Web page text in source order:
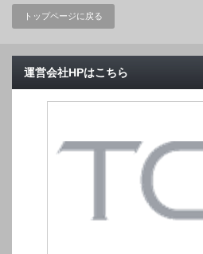
トップページに戻る
運営会社HPはこちら